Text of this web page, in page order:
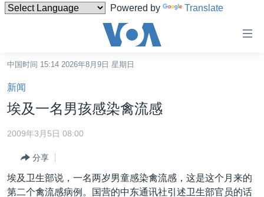
Powered by Translate
碍
链
接
跳
转
容
跳
港澳
国际
中国时间 15:14 2026年8月9日 星期日
新闻
埃及一名男孩感染禽流感
2009年3月5日 08:00
分享
埃及卫生部说，一名两岁男童感染禽流感，这是这个月来的
第二个禽流感病例。国营的中东通讯社引述卫生部官员的话